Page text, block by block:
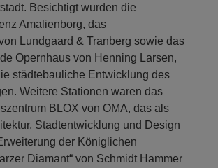
Besichtigt wurden die
Amalienborg, das
Lundgaard & Tranberg sowie das
Opernhaus von Henning Larsen,
städtebauliche Entwicklung des
Weitere Stationen waren das
BLOX von OMA, das als
Stadtentwicklung und Design
der Königlichen
Diamant“ von Schmidt Hammer